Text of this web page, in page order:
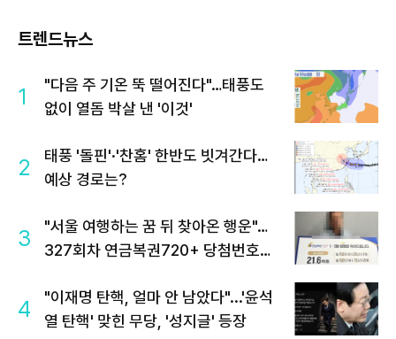
트렌드뉴스
1
"다음 주 기온 뚝 떨어진다"…태풍도
없이 열돔 박살 낸 '이것'
2
태풍 '돌핀'·'찬홈' 한반도 빗겨간다…
예상 경로는?
3
"서울 여행하는 꿈 뒤 찾아온 행운"…
327회차 연금복권720+ 당첨번호조
4
"이재명 탄핵, 얼마 안 남았다"...'윤석
열 탄핵' 맞힌 무당, '성지글' 등장